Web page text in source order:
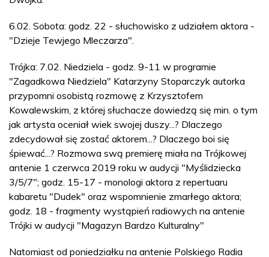
6.02. Sobota: godz. 22 - słuchowisko z udziałem aktora -
"Dzieje Tewjego Mleczarza".
Trójka: 7.02. Niedziela - godz. 9-11 w programie
"Zagadkowa Niedziela" Katarzyny Stoparczyk autorka
przypomni osobistą rozmowę z Krzysztofem
Kowalewskim, z której słuchacze dowiedzą się min. o tym
jak artysta oceniał wiek swojej duszy...? Dlaczego
zdecydował się zostać aktorem...? Dlaczego boi się
śpiewać...? Rozmowa swą premierę miała na Trójkowej
antenie 1 czerwca 2019 roku w audycji "Myślidziecka
3/5/7"; godz. 15-17 - monologi aktora z repertuaru
kabaretu "Dudek" oraz wspomnienie zmarłego aktora;
godz. 18 - fragmenty wystąpień radiowych na antenie
Trójki w audycji "Magazyn Bardzo Kulturalny"
Natomiast od poniedziałku na antenie Polskiego Radia